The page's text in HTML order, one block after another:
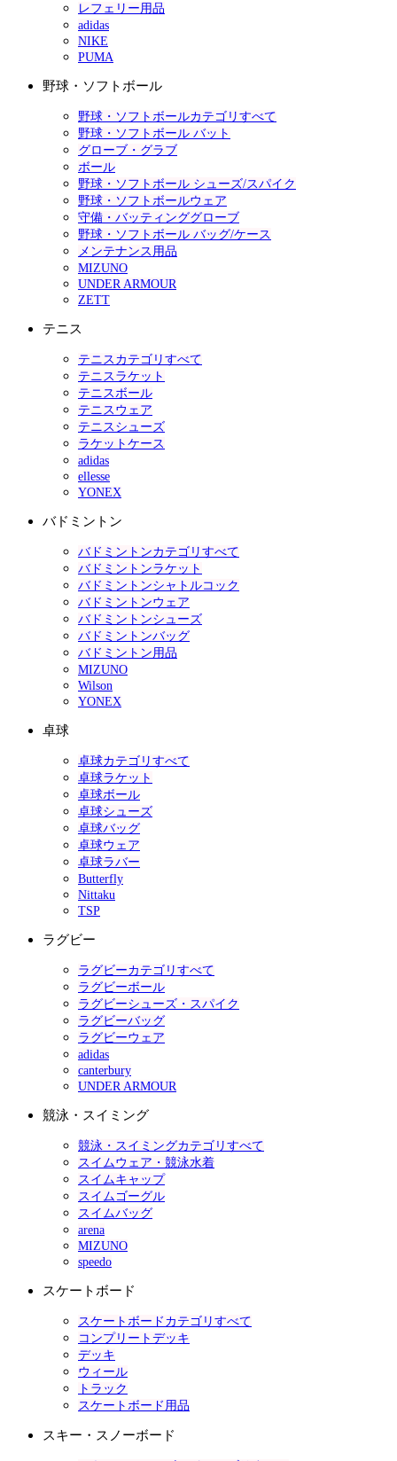
レフェリー用品
adidas
NIKE
PUMA
野球・ソフトボール
野球・ソフトボールカテゴリすべて
野球・ソフトボール バット
グローブ・グラブ
ボール
野球・ソフトボール シューズ/スパイク
野球・ソフトボールウェア
守備・バッティンググローブ
野球・ソフトボール バッグ/ケース
メンテナンス用品
MIZUNO
UNDER ARMOUR
ZETT
テニス
テニスカテゴリすべて
テニスラケット
テニスボール
テニスウェア
テニスシューズ
ラケットケース
adidas
ellesse
YONEX
バドミントン
バドミントンカテゴリすべて
バドミントンラケット
バドミントンシャトルコック
バドミントンウェア
バドミントンシューズ
バドミントンバッグ
バドミントン用品
MIZUNO
Wilson
YONEX
卓球
卓球カテゴリすべて
卓球ラケット
卓球ボール
卓球シューズ
卓球バッグ
卓球ウェア
卓球ラバー
Butterfly
Nittaku
TSP
ラグビー
ラグビーカテゴリすべて
ラグビーボール
ラグビーシューズ・スパイク
ラグビーバッグ
ラグビーウェア
adidas
canterbury
UNDER ARMOUR
競泳・スイミング
競泳・スイミングカテゴリすべて
スイムウェア・競泳水着
スイムキャップ
スイムゴーグル
スイムバッグ
arena
MIZUNO
speedo
スケートボード
スケートボードカテゴリすべて
コンプリートデッキ
デッキ
ウィール
トラック
スケートボード用品
スキー・スノーボード